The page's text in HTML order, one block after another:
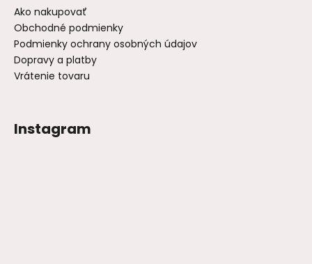
Ako nakupovať
Obchodné podmienky
Podmienky ochrany osobných údajov
Dopravy a platby
Vrátenie tovaru
Instagram